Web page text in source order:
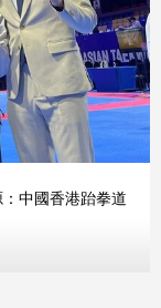
中國香港跆拳道